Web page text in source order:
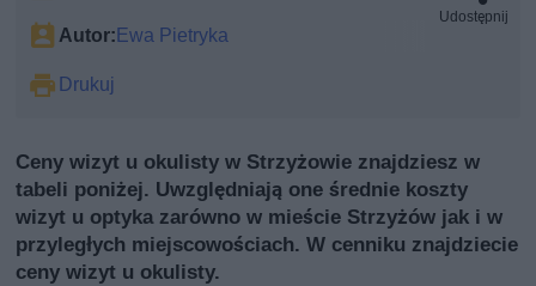
Autor: Ewa Pietryka
Drukuj
Udostępnij
Ceny wizyt u okulisty w Strzyżowie znajdziesz w
tabeli poniżej. Uwzględniają one średnie koszty
wizyt u optyka zarówno w mieście Strzyżów jak i w
przyległych miejscowościach. W cenniku znajdziecie
ceny wizyt u okulisty.